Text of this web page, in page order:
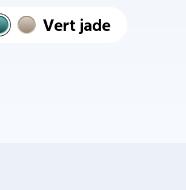
Vert jade